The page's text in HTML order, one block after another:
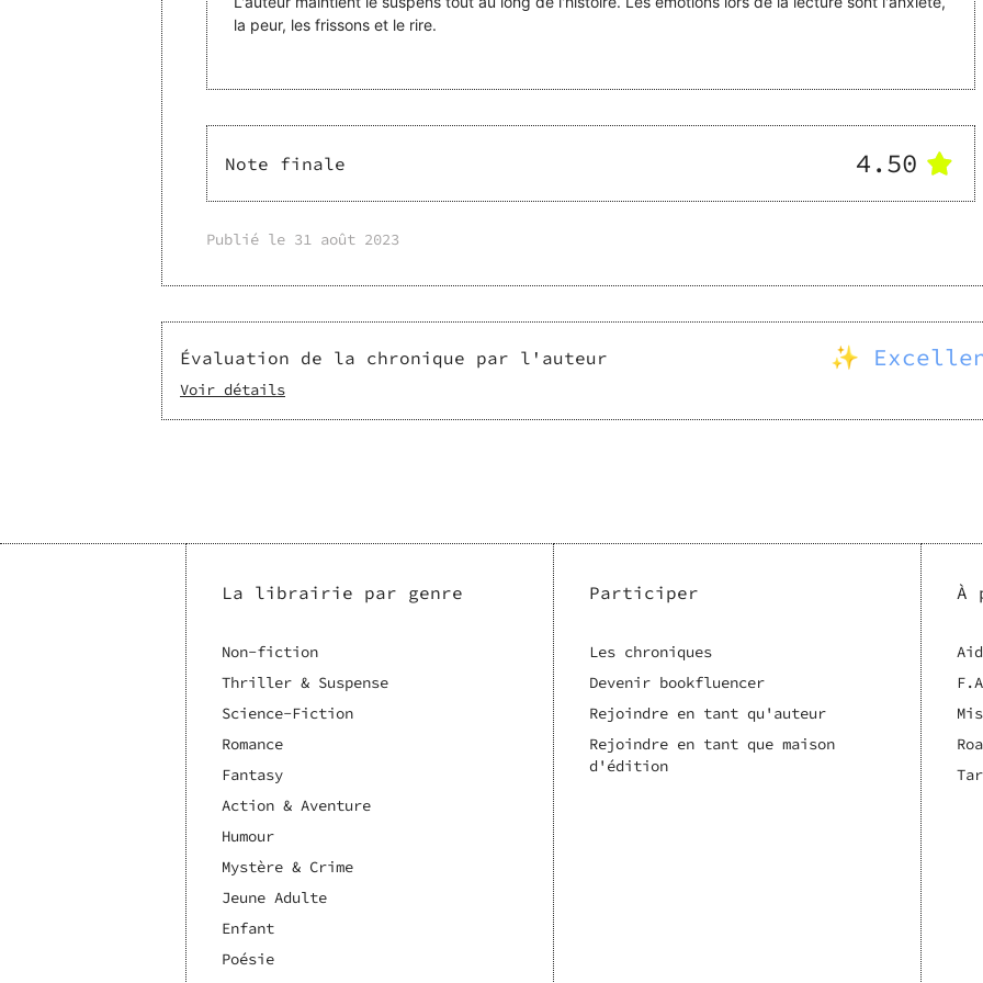
la peur, les frissons et le rire.
Note finale 4.50
Publié le 31 août 2023
Évaluation de la chronique par l'auteur ✨
Voir détails
La librairie par genre
Non-fiction
Thriller & Suspense
Science-Fiction
Romance
Fantasy
Action & Aventure
Humour
Mystère & Crime
Jeune Adulte
Enfant
Poésie
Participer
Les chroniques
Devenir bookfluencer
Rejoindre en tant qu'auteur
Rejoindre en tant que maison
d'édition
À